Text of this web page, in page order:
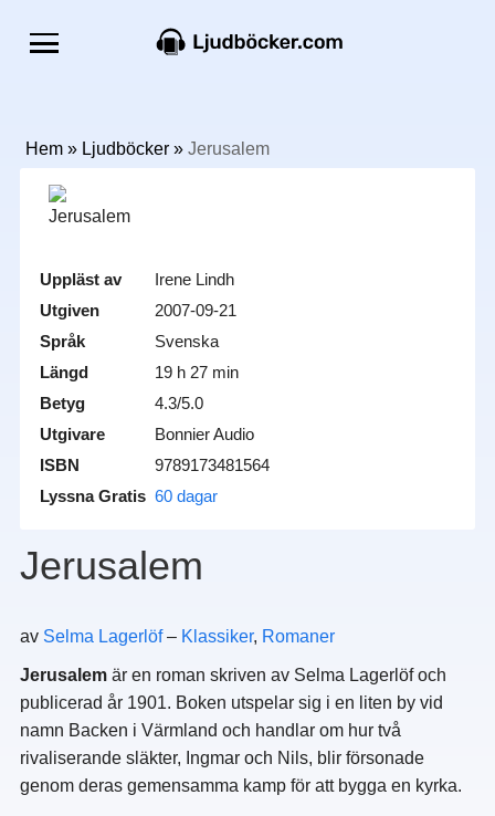
Hem» Ljudböcker» Jerusalem
Uppläst av
Irene Lindh
Utgiven
2007-09-21
Språk
Svenska
Längd
19 h 27 min
Betyg
4.3/5.0
Utgivare
Bonnier Audio
ISBN
9789173481564
Lyssna Gratis 60 dagar
Jerusalem
av Selma Lagerlöf – Klassiker, Romaner
Jerusalemär en roman skriven av Selma Lagerlöf och
publicerad år 1901. Boken utspelar sig i en liten by vid
namn Backen i Värmland och handlar om hur två
rivaliserande släkter, Ingmar och Nils, blir försonade
genom deras gemensamma kamp för att bygga en kyrka.